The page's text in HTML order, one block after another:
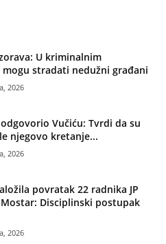
U kriminalnim
stradati nedužni građani
2026
Vučiću: Tvrdi da su
njegovo kretanje...
2026
povratak 22 radnika JP
Disciplinski postupak
2026